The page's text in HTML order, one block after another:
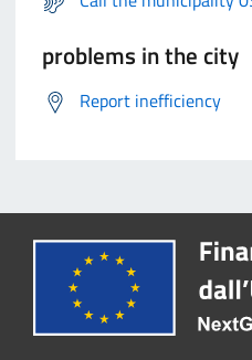
problems in the city
Report inefficiency